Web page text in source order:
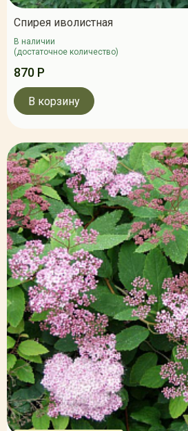
Спирея иволистная
В наличии
(достаточное количество)
870 Р
В корзину